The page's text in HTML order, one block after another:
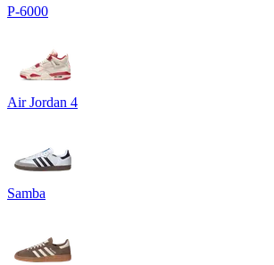
P-6000
Air Jordan 4
Samba